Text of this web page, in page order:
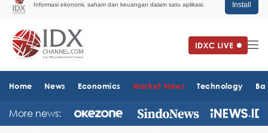
Informasi ekonomi, saham dan keuangan dalam satu aplikasi. Install
Home News Economics Market News Technology
More news: